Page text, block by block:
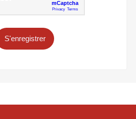
S'enregistrer